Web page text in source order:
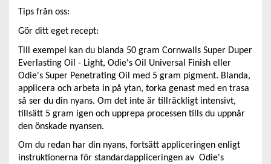
Tips från oss:
Gör ditt eget recept:
Till exempel kan du blanda 50 gram Cornwalls Super Duper
Everlasting Oil - Light, Odie's Oil Universal Finish eller
Odie's Super Penetrating Oil med 5 gram pigment. Blanda,
applicera och arbeta in på ytan, torka genast med en trasa
så ser du din nyans. Om det inte är tillräckligt intensivt,
tillsätt 5 gram igen och upprepa processen tills du uppnår
den önskade nyansen.
Om du redan har din nyans, fortsätt appliceringen enligt
instruktionerna för standardappliceringen av Odie's